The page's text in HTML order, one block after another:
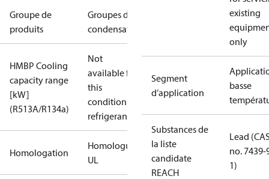
Groupe de
produits
Groupes de
condensation
HMBP Cooling
capacity range
[kW]
(R513A/R134a)
Not
available for
this
condition /
refrigerant
Homologation
Homologué
UL
existing
only
Segment
d’application
basse
Substances de
la liste
candidate
REACH
Lead
no. 7439-
1)